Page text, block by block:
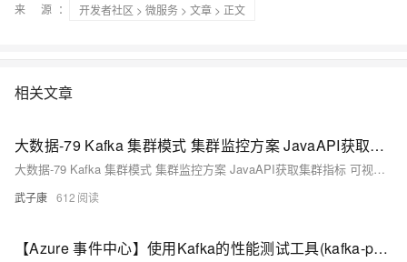
来 源：
开发者社区 > 微服务 > 文章 > 正文
相关文章
大数据-79 Kafka 集群模式 集群监控方案 JavaAPI获取集群指标 可视化监控集群方案： jconsole、Kafka Eagle
大数据-79 Kafka 集群模式 集群监控方案 JavaAPI获取集群指标 可视化监控集群方案： jconsole、Kafka Eagle
武子康 612
【Azure 事件中心】使用Kafka的性能测试工具(kafka-producer-perf-test)测试生产者发送消息到Azure Event Hub的性能